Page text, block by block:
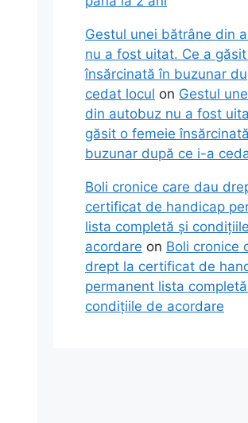
Gestul unei bătrâne din
nu a fost uitat. Ce a
însărcinată în buzunar
cedat locul on Gestul
din autobuz nu a fost
găsit o femeie
buzunar după ce i-a
Boli cronice care dau
certificat de handicap
lista completă și
acordare on Boli cronice
drept la certificat de
permanent lista
condițiile de acordare